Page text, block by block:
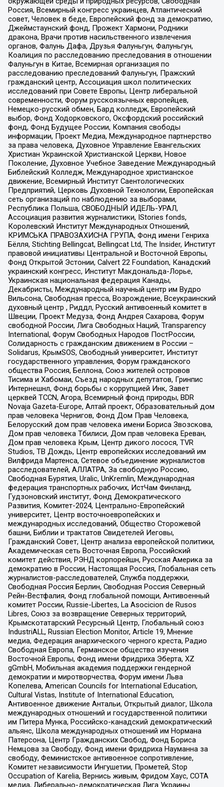
Россия, Всемирный конгресс украинцев, Атлантический
совет, Человек в беде, Европейский фонд за демократию,
Джеймстаунский фонд, Прожект Хармони, Родники
дракона, Врачи против насильственного извлечения
органов, Фалунь Дафа, Друзья Фалуньгун, Фалуньгун,
Коалиция по расследованию преследования в отношении
Фалуньгун в Китае, Всемирная организация по
расследованию преследований Фалуньгун, Пражский
гражданский центр, Ассоциация школ политических
исследований при Совете Европы, Центр либеральной
современности, Форум русскоязычных европейцев,
Немецко-русский обмен, Бард колледж, Европейский
выбор, Фонд Ходорковского, Оксфордский российский
фонд, Фонд Будущее России, Компания свободы
информации, Проект Медиа, Международное партнерство
за права человека, Духовное Управление Евангельских
Христиан Украинской Христианской Церкви, Новое
Поколение, Духовное Учебное Заведение Международный
Библейский Колледж, Международное христианское
движение, Всемирный Институт Саентологических
Предприятий, Церковь Духовной Технологии, Европейская
сеть организаций по наблюдению за выборами,
Республика Польша, СВОБОДНЫЙ ИДЕЛЬ-УРАЛ,
Ассоциация развития журналистики, IStories fonds,
Королевский Институт Международных Отношений,
КРИМСЬКА ПРАВОЗАХИСНА ГРУПА, Фонд имени Генриха
Бёлля, Stichting Bellingcat, Bellingcat Ltd, The Insider, Институт
правовой инициативы Центральной и Восточной Европы,
Фонд Открытой Эстонии, Calvert 22 Foundation, Канадский
украинский конгресс, Институт Макдональда-Лорье,
Украинская национальная федерация Канады,
Декабристы, Международный научный центр им Вудро
Вильсона, Свободная пресса, Возрождение, Всеукраинский
духовный центр , Риддл, Русский антивоенный комитет в
Швеции, Проект Медуза, Фонд Андрея Сахарова, Форум
свободной России, Лига Свободных Наций, Transparеncy
International, Форум Свободных Народов ПостРоссии,
Солидарность с гражданским движением в России –
Solidarus, КрымSOS, Свободный университет, Институт
государственного управления, Форум гражданского
общества Россия, Беллона, Союз жителей островов
Тисима и Хабомаи, Съезд народных депутатов, Гринпис
Интернешнл, Фонд борьбы с коррупцией Инк, Завет
церквей TCCN, Агора, Всемирный фонд природы, BDR
Novaja Gazeta-Europe, Алтай проект, Образовательный дом
прав человека Чернигов, Фонд Дом Прав Человека,
Белорусский дом прав человека имени Бориса Звозскова,
Дом прав человека Тбилиси, Дом прав человека Ереван,
Дом прав человека Крым, Центр дикого лосося, TVR
Studios, ТВ Дождь, Центр европейских исследований им
Вилфрида Мартенса, Сетевое объединение журналистов
расследователей, АЛЛАТРА, За свободную Россию,
Свободная Бурятия, Uralic, UnKremlin, Международная
федерация транспортных рабочих, ИстЧам Финланд,
Гудзоновский институт, Фонд Демократического
Развития, Комитет-2024, Центрально-Европейский
университет, Центр восточноевропейских и
международных исследований, Общество Сторожевой
башни, Библии и трактатов Свидетелей Иеговы,
Гражданский Совет, Центр анализа европейской политики,
Академическая сеть Восточная Европа, Российский
комитет действия, РЭНД корпорейшн, Русская Америка за
демократию в России, Настоящая Россия, Глобальная сеть
журналистов-расследователей, Служба поддержки,
Свободная Россия Берлин, Свободная Россия Северный
Рейн-Вестфалия, Фонд глобальной помощи, Антивоенный
комитет России, Russie-Libertes, La Asocicion de Rusos
Libres, Союз за возвращение Северных территорий,
Крымскотатарский Ресурсный Центр, Глобальный союз
IndustriALL, Russian Election Monitor, Article 19, Мнение
медиа, Федерация анархического черного креста, Радио
Свободная Европа, Германское общество изучения
Восточной Европы, Фонд имени Фридриха Эберта, XZ
gGmbH, Мобильная академия поддержки гендерной
демократии и миротворчества, Форум имени Льва
Копелева, American Councils for International Education,
Cultural Vistas, Institute of International Education,
Антивоенное движение Антальи, Открытый диалог, Школа
международных отношений и государственной политики
им Питера Мунка, Российско-канадский демократический
альянс, Школа международных отношений им Нормана
Патерсона, Центр Гражданских Свобод, Фонд Бориса
Немцова за Свободу, Фонд имени Фридриха Науманна за
свободу, Феминистское антивоенное сопротивление,
Комитет независимости Ингушетии, Прометей, Stop
Occupation of Karelia, Вернись живым, Фридом Хаус, СОТА
медиа, Либерально-демократическая Лига Украины